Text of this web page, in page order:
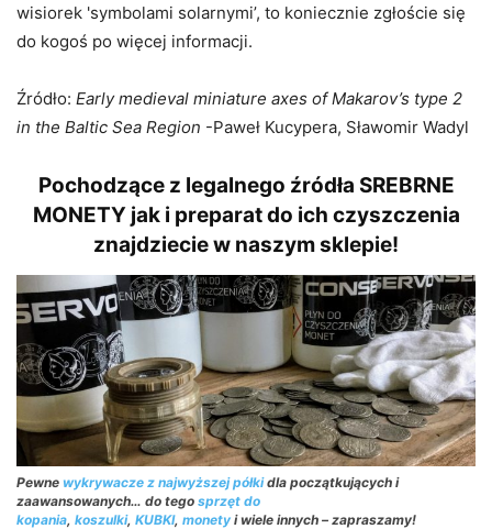
wisiorek 'symbolami solarnymi’, to koniecznie zgłoście się
do kogoś po więcej informacji.
Źródło: Early medieval miniature axes of Makarov’s type 2
in the Baltic Sea Region -Paweł Kucypera, Sławomir Wadyl
Pochodzące z legalnego źródła SREBRNE
MONETY jak i preparat do ich czyszczenia
znajdziecie w naszym sklepie!
Pewne wykrywacze z najwyższej półkidla początkujących i
zaawansowanych… do tego sprzęt do
kopania, koszulki, KUBKI, monety i wiele innych – zapraszamy!